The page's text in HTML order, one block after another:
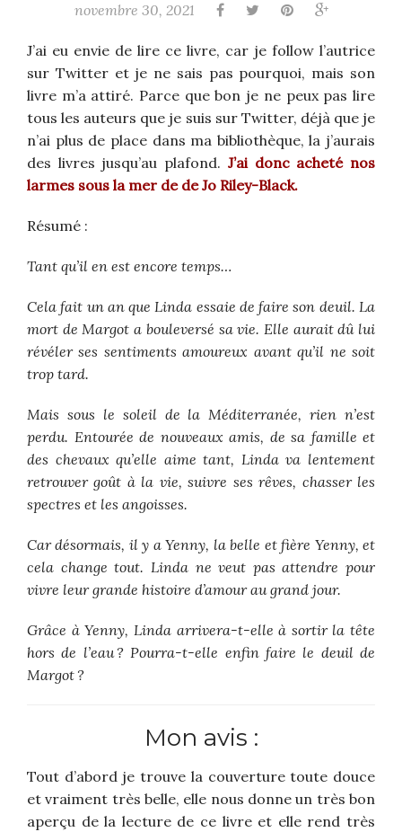
novembre 30, 2021
J’ai eu envie de lire ce livre, car je follow l’autrice
sur Twitter et je ne sais pas pourquoi, mais son
livre m’a attiré. Parce que bon je ne peux pas lire
tous les auteurs que je suis sur Twitter, déjà que je
n’ai plus de place dans ma bibliothèque, la j’aurais
des livres jusqu’au plafond. J’ai donc acheté nos
larmes sous la mer de de Jo Riley-Black.
Résumé :
Tant qu’il en est encore temps…
Cela fait un an que Linda essaie de faire son deuil. La
mort de Margot a bouleversé sa vie. Elle aurait dû lui
révéler ses sentiments amoureux avant qu’il ne soit
trop tard.
Mais sous le soleil de la Méditerranée, rien n’est
perdu. Entourée de nouveaux amis, de sa famille et
des chevaux qu’elle aime tant, Linda va lentement
retrouver goût à la vie, suivre ses rêves, chasser les
spectres et les angoisses.
Car désormais, il y a Yenny, la belle et fière Yenny, et
cela change tout. Linda ne veut pas attendre pour
vivre leur grande histoire d’amour au grand jour.
Grâce à Yenny, Linda arrivera-t-elle à sortir la tête
hors de l’eau ? Pourra-t-elle enfin faire le deuil de
Margot ?
Mon avis :
Tout d’abord je trouve la couverture toute douce
et vraiment très belle, elle nous donne un très bon
aperçu de la lecture de ce livre et elle rend très